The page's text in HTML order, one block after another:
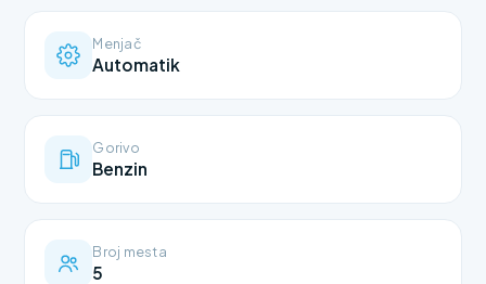
Menjač
Automatik
Gorivo
Benzin
Broj mesta
5